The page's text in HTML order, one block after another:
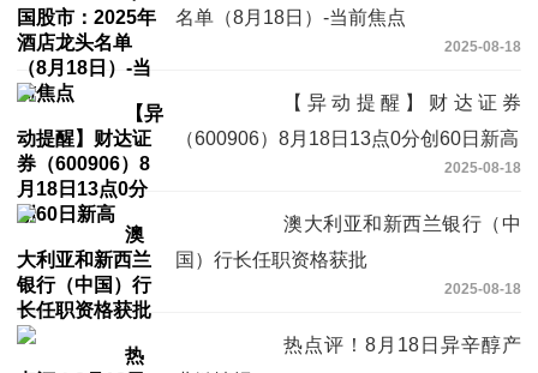
名单（8月18日）-当前焦点
2025-08-18
【异动提醒】财达证券
（600906）8月18日13点0分创60日新高
2025-08-18
澳大利亚和新西兰银行（中
国）行长任职资格获批
2025-08-18
热点评！8月18日异辛醇产